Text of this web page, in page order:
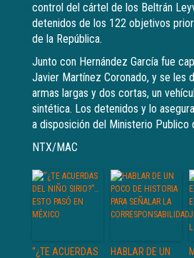
control del cártel de los Beltrán
detenidos de los 122 objetivos
de la República.
Junto con Hernández García fue
Javier Martínez Coronado, y se les
armas largas y dos cortas, un
sintética. Los detenidos y lo
a disposición del Ministerio Publico
NTX/MAC
“¿TE ACUERDAS
HABLAR DE UN